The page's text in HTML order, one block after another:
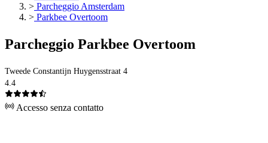
> Parcheggio Amsterdam
> Parkbee Overtoom
Parcheggio Parkbee Overtoom
Tweede Constantijn Huygensstraat 4
4.4
Accesso senza contatto